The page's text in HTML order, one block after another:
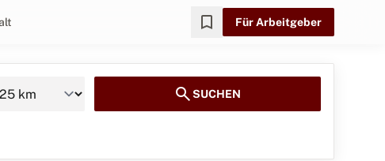
bookmark Für Arbeitgeber
searchSUCHEN